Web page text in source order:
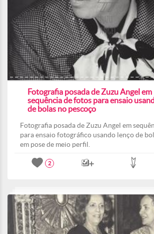
Fotografia posada de Zuzu Angel em
sequência de fotos para ensaio
de bolas no pescoço
Fotografia posada de Zuzu Angel em
para ensaio fotográfico usando lenço de
em pose de meio perfil.
2